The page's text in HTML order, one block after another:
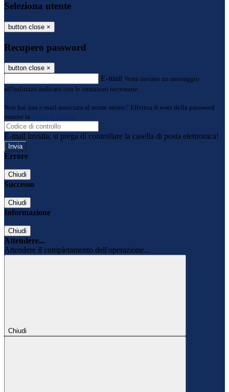
Seleziona utente
button close ×
Recupero password
button close ×
E-mail Verrà inviato un messaggio
all'indirizzo indicato con le istruzioni necessarie.
Non hai una e-mail associata al nome utente? Effettua il reset della password
tramite la
Login Spaggiari
E-mail inviata, si prega di controllare la casella di posta elettronica!
Errore
Chiudi
Successo
Chiudi
Informazione
Chiudi
Attendere...
Attendere il completamento dell'operazione...
Chiudi